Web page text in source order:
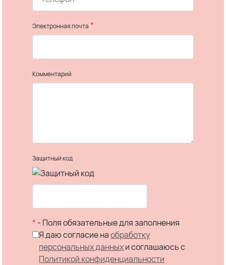
Электронная почта *
Комментарий
Защитный код
* - Поля обязательные для заполнения
Я даю согласие наобработку
персональных данныхи соглашаюсь c
Политикой конфиденциальности